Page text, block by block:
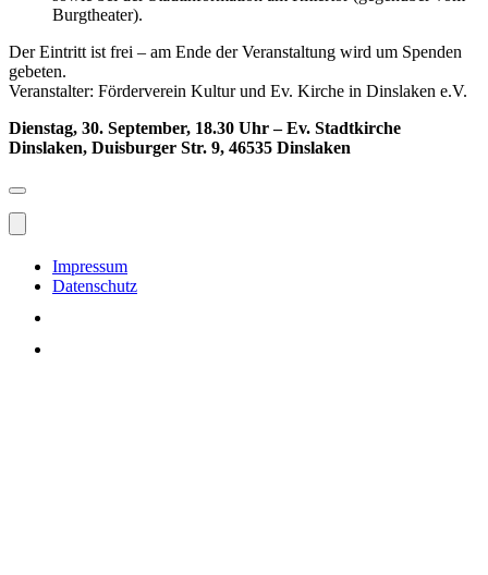
Burgtheater).
Der Eintritt ist frei – am Ende der Veranstaltung wird um Spenden
gebeten.
Veranstalter: Förderverein Kultur und Ev. Kirche in Dinslaken e.V.
Dienstag, 30. September, 18.30 Uhr – Ev. Stadtkirche
Dinslaken, Duisburger Str. 9, 46535 Dinslaken
Impressum
Datenschutz